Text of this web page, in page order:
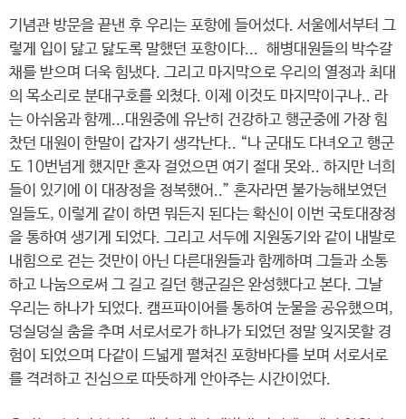
기념관 방문을 끝낸 후 우리는 포항에 들어섰다. 서울에서부터 그
렇게 입이 닳고 닳도록 말했던 포항이다... 해병대원들의 박수갈
채를 받으며 더욱 힘냈다. 그리고 마지막으로 우리의 열정과 최대
의 목소리로 분대구호를 외쳤다. 이제 이것도 마지막이구나.. 라
는 아쉬움과 함께...대원중에 유난히 건강하고 행군중에 가장 힘
찼던 대원이 한말이 갑자기 생각난다.. “나 군대도 다녀오고 행군
도 10번넘게 했지만 혼자 걸었으면 여기 절대 못와.. 하지만 너희
들이 있기에 이 대장정을 정복했어..” 혼자라면 불가능해보였던
일들도, 이렇게 같이 하면 뭐든지 된다는 확신이 이번 국토대장정
을 통하여 생기게 되었다. 그리고 서두에 지원동기와 같이 내발로
내힘으로 걷는 것만이 아닌 다른대원들과 함께하며 그들과 소통
하고 나눔으로써 그 길고 길던 행군길은 완성했다고 본다. 그날
우리는 하나가 되었다. 캠프파이어를 통하여 눈물을 공유했으며,
덩실덩실 춤을 추며 서로서로가 하나가 되었던 정말 잊지못할 경
험이 되었으며 다같이 드넓게 펼쳐진 포항바다를 보며 서로서로
를 격려하고 진심으로 따뜻하게 안아주는 시간이었다.